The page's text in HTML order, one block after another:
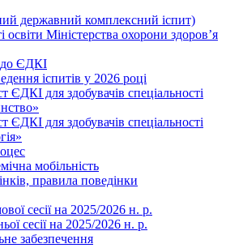
державний комплексний іспит)
освіти Міністерства охорони здоровʼя
до ЄДКІ
іспитів у 2026 році
ЄДКІ для здобувачів спеціальності
ЄДКІ для здобувачів спеціальності
мобільність
правила поведінки
сесії на 2025/2026 н. р.
сесії на 2025/2026 н. р.
забезпечення